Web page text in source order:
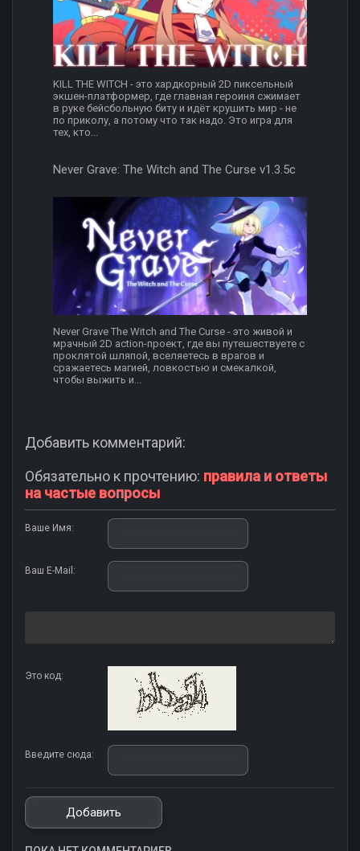
KILL THE WITCH - это хардкорный 2D пиксельный
экшен-платформер, где главная героиня сжимает
в руке бейсбольную биту и идёт крушить мир - не
по приколу, а потому что так надо. Это игра для
тех, кто...
Never Grave: The Witch and The Curse v1.3.5c
Never Grave The Witch and The Curse - это живой и
мрачный 2D action-проект, где вы путешествуете с
проклятой шляпой, вселяетесь в врагов и
сражаетесь магией, ловкостью и смекалкой,
чтобы выжить и...
Добавить комментарий:
Обязательно к прочтению: правила и ответы
на частые вопросы
Ваше Имя:
Ваш E-Mail:
Это код:
Введите сюда: